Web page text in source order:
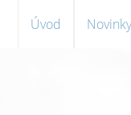
Úvod Novinky